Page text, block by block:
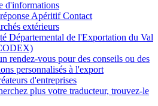
d'informations
Apéritif Contact
extérieurs
Départemental de l'Exportation du Val
rendez-vous pour des conseils ou des
personnalisés à l'export
d'entreprises
plus votre traducteur, trouvez-le